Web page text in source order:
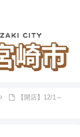
【開店】12/1～